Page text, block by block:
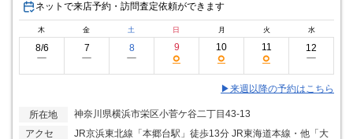
ネットで来店予約・訪問査定依頼ができます
木 金 土 日 月 火 水
8/6
ー
7
ー
8
ー
9
○
10
○
11
○
12
ー
▶来週以降の予約はこちら
所在地
神奈川県横浜市栄区小菅ケ谷二丁目43-13
アクセ
JR京浜東北線「本郷台駅」徒歩13分 JR東海道本線・他「大